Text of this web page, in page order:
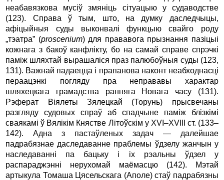
неабавязкова мусіў змяніць сітуацыю у судаводстве
(123). Справа ў тым, што, на думку даследчыцы,
афіцыйныя суды выконвалі функцыю свайго роду
„тэатра” (proscenium) для прававога прызнання пазіцыі
кожнага з бакоў канфлікту, бо на самай справе спрэчкі
паміж шляхтай вырашаліся праз палюбоўныя суды (123,
131). Важнай падаецца і прапанова наконт неабходнасці
пераацэнкі погляду пра неправавы характар
шляхецкага грамадства ранняга Новага часу (131).
Рэферат Віялеты Зялецкай (Торунь) прысвечаны
разгляду судовых спраў аб спадчыне паміж блізкімі
сваякамі ў Вялікім Княстве Літоўскім у XVI–XVIII ст. (133–
142). Адна з пастаўленых задач — далейшае
падрабязнае даследаванне праблемы ўдзелу жанчын у
наследаванні па бацьку і іх рэальны ўдзел у
распараджэнні нерухомай маёмасцю (142). Мэтай
артыкула Томаша Цясельскага (Аполе) стаў падрабязны